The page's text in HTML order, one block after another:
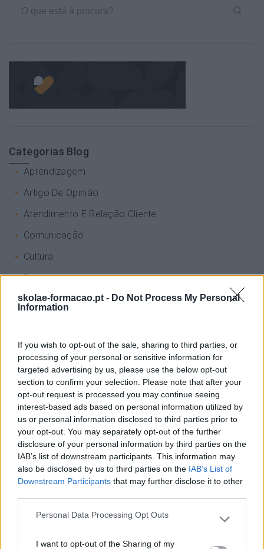
skolae-formacao.pt - Do Not Process My Personal
Information
If you wish to opt-out of the sale, sharing to third parties, or
processing of your personal or sensitive information for
targeted advertising by us, please use the below opt-out
section to confirm your selection. Please note that after your
opt-out request is processed you may continue seeing
interest-based ads based on personal information utilized by
us or personal information disclosed to third parties prior to
your opt-out. You may separately opt-out of the further
disclosure of your personal information by third parties on the
IAB’s list of downstream participants. This information may
also be disclosed by us to third parties on the IAB’s List of
Downstream Participants that may further disclose it to other
Please note that this website/app uses one or more Google
Personal Data Processing Opt Outs
I want to opt-out of the Sharing of my
Categorias Blog
Aprendizagem
Artigo De Opinião
Atendimento E Relação Cliente
Comunicação
Cultura
Desenvolvimento
Desenvolvimento De Competências
Expo RH
IA
Inglês
Interculturalidade
Keep In Mind
Liderança
Mudança
Pessoas